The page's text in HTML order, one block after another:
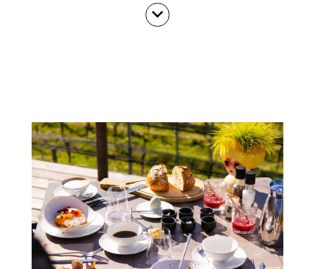
“soltanto” un delizioso, croccante
Per non rovinare la sorpresa, non voglio
svelare troppo. Solo una cosa: sarà una
piccola esperienza di gusto.